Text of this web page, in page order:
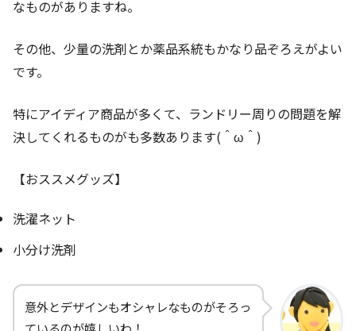
なものがありますね。
その他、少量の洗剤とか薬品系統もかなり品ぞろえがよい
です。
特にアイディア商品が多くて、ランドリー周りの問題を解
決してくれるものがも多数あります(＾ω＾)
【おススメグッズ】
洗濯ネット
小分け洗剤
意外とデザインもオシャレなものがそろっ
ているのが嬉しいわ！